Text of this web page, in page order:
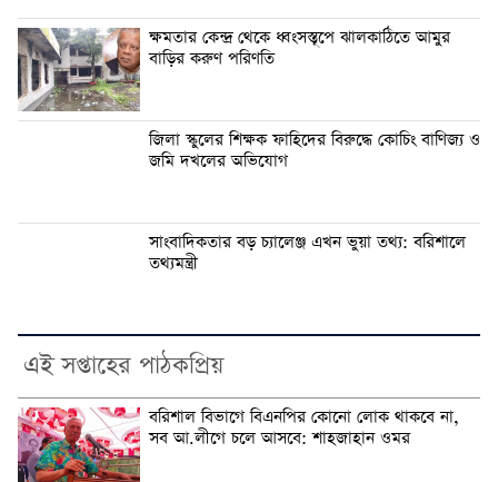
ক্ষমতার কেন্দ্র থেকে ধ্বংসস্তূপে ঝালকাঠিতে আমুর
বাড়ির করুণ পরিণতি
জিলা স্কুলের শিক্ষক ফাহিদের বিরুদ্ধে কোচিং বাণিজ্য ও
জমি দখলের অভিযোগ
সাংবাদিকতার বড় চ্যালেঞ্জ এখন ভুয়া তথ্য: বরিশালে
তথ্যমন্ত্রী
এই সপ্তাহের পাঠকপ্রিয়
বরিশাল বিভাগে বিএনপির কোনো লোক থাকবে না,
সব আ.লীগে চলে আসবে: শাহজাহান ওমর